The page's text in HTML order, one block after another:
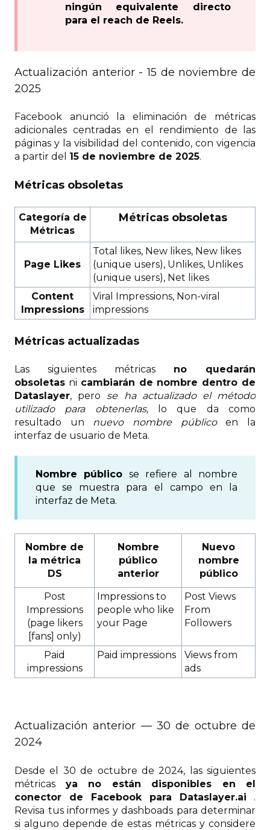
ningún equivalente directo
para el reach de Reels.
Actualización anterior - 15 de noviembre de
2025
Facebook anunció la eliminación de métricas
adicionales centradas en el rendimiento de las
páginas y la visibilidad del contenido, con vigencia
a partir del 15 de noviembre de 2025.
Métricas obsoletas
Categoría de
Métricas
Métricas obsoletas
Page Likes
Total likes, New likes, New likes
(unique users), Unlikes, Unlikes
(unique users), Net likes
Content
Impressions
Viral Impressions, Non-viral
impressions
Métricas actualizadas
Las siguientes métricas no quedarán
obsoletas ni cambiarán de nombre dentro de
Dataslayer, pero se ha actualizado el método
utilizado para obtenerlas,lo que da como
resultado un nuevo nombre públicoen la
interfaz de usuario de Meta.
Nombre público se refiere al nombre
que se muestra para el campo en la
interfaz de Meta.
Nombre de
la métrica
DS
Nombre
público
anterior
Nuevo
nombre
público
Post
Impressions
(page likers
[fans] only)
Impressions to
people who like
your Page
Post Views
From
Followers
Paid
impressions
Paid impressions
Views from
ads
Actualización anterior — 30 de octubre de
2024
Desde el 30 de octubre de 2024, las siguientes
métricas ya no están disponibles en el
conector de Facebook para Dataslayer.ai .
Revisa tus informes y dashboads para determinar
si alguno depende de estas métricas y considere